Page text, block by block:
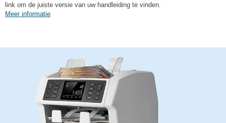
link om de juiste versie van uw handleiding te vinden.
Meer informatie